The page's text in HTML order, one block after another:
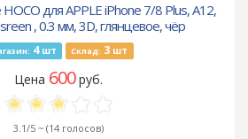
для APPLE iPhone 7/8 Plus, A12,
, 0.3 мм, 3D, глянцевое, чёр
4шт Склад: 3 шт
Цена 600руб.
3.1/5 ~ (14 голосов)